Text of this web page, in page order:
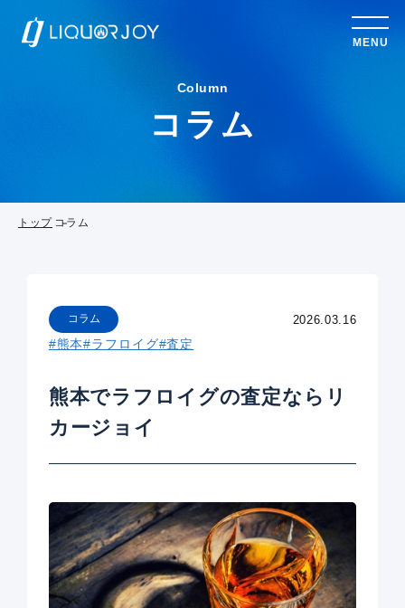
MENU
Column
コラム
トップ コラム
2026.03.16
コラム
#熊本#ラフロイグ#査定
熊本でラフロイグの査定ならリ
カージョイ